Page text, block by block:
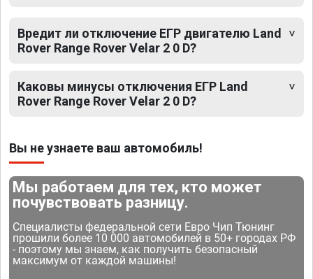
Вредит ли отключение ЕГР двигателю Land
Rover Range Rover Velar 2 0 D?
Каковы минусы отключения ЕГР Land
Rover Range Rover Velar 2 0 D?
Вы не узнаете ваш автомобиль!
Мы работаем для тех, кто может
почувствовать разницу.
Специалисты федеральной сети Евро Чип Тюнинг
прошили более 10 000 автомобилей в 50+ городах РФ
- поэтому мы знаем, как получить безопасный
максимум от каждой машины!